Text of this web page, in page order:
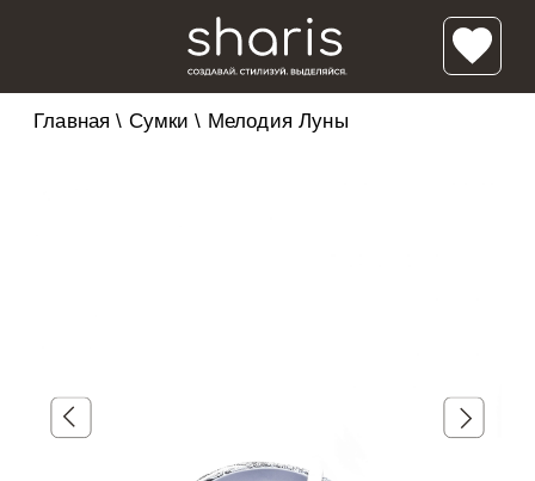
Главная \ Сумки \ Мелодия Луны